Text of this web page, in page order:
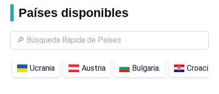
Países disponibles
Ucrania Austria Bulgaria. Croacia